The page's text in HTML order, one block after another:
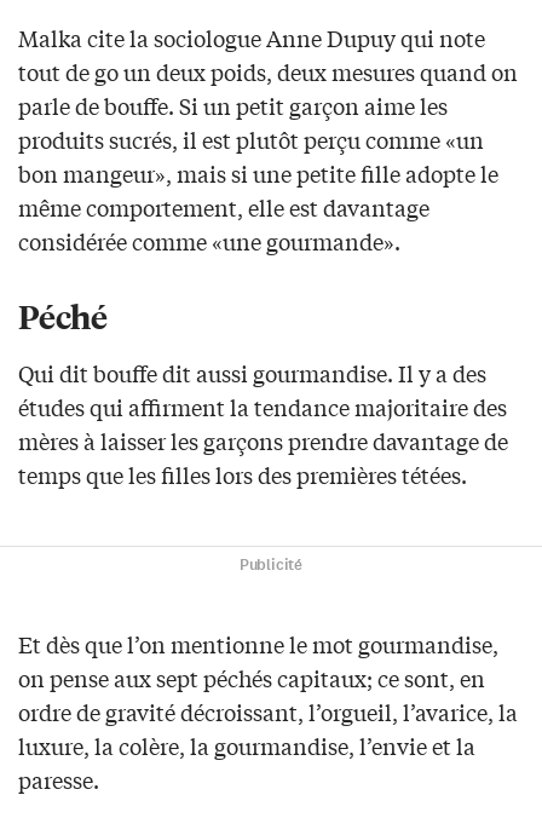
Malka cite la sociologue Anne Dupuy qui note
tout de go un deux poids, deux mesures quand on
parle de bouffe. Si un petit garçon aime les
produits sucrés, il est plutôt perçu comme «un
bon mangeur», mais si une petite fille adopte le
même comportement, elle est davantage
considérée comme «une gourmande».
Péché
Qui dit bouffe dit aussi gourmandise. Il y a des
études qui affirment la tendance majoritaire des
mères à laisser les garçons prendre davantage de
temps que les filles lors des premières tétées.
Publicité
Et dès que l’on mentionne le mot gourmandise,
on pense aux sept péchés capitaux; ce sont, en
ordre de gravité décroissant, l’orgueil, l’avarice, la
luxure, la colère, la gourmandise, l’envie et la
paresse.